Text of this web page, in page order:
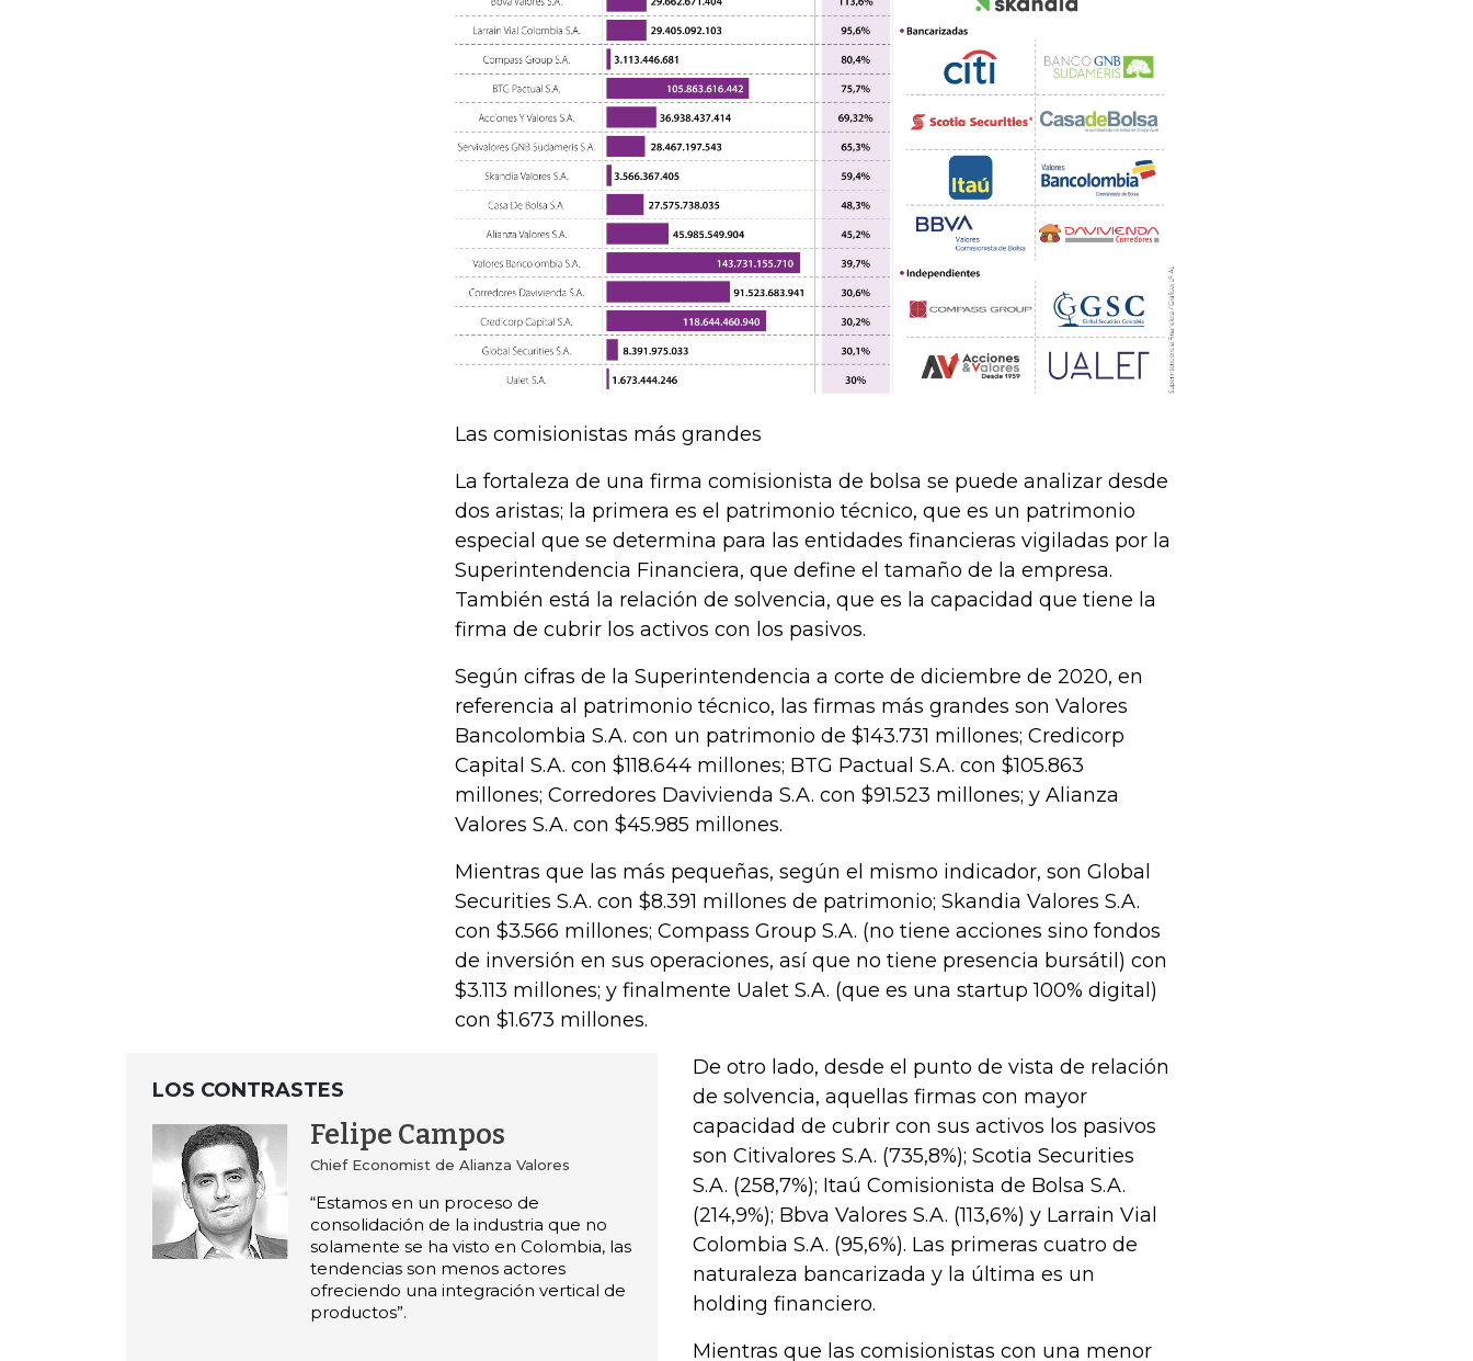
Las comisionistas más grandes
La fortaleza de una firma comisionista de bolsa se puede analizar desde
dos aristas; la primera es el patrimonio técnico, que es un patrimonio
especial que se determina para las entidades financieras vigiladas por la
Superintendencia Financiera, que define el tamaño de la empresa.
También está la relación de solvencia, que es la capacidad que tiene la
firma de cubrir los activos con los pasivos.
Según cifras de la Superintendencia a corte de diciembre de 2020, en
referencia al patrimonio técnico, las firmas más grandes son Valores
Bancolombia S.A. con un patrimonio de $143.731 millones; Credicorp
Capital S.A. con $118.644 millones; BTG Pactual S.A. con $105.863
millones; Corredores Davivienda S.A. con $91.523 millones; y Alianza
Valores S.A. con $45.985 millones.
Mientras que las más pequeñas, según el mismo indicador, son Global
Securities S.A. con $8.391 millones de patrimonio; Skandia Valores S.A.
con $3.566 millones; Compass Group S.A. (no tiene acciones sino fondos
de inversión en sus operaciones, así que no tiene presencia bursátil) con
$3.113 millones; y finalmente Ualet S.A. (que es una startup 100% digital)
con $1.673 millones.
LOS CONTRASTES
Felipe Campos
Chief Economist de Alianza Valores
“Estamos en un proceso de
consolidación de la industria que no
solamente se ha visto en Colombia, las
tendencias son menos actores
ofreciendo una integración vertical de
productos”.
De otro lado, desde el punto de vista de relación
de solvencia, aquellas firmas con mayor
capacidad de cubrir con sus activos los pasivos
son Citivalores S.A. (735,8%); Scotia Securities
S.A. (258,7%); Itaú Comisionista de Bolsa S.A.
(214,9%); Bbva Valores S.A. (113,6%) y Larrain Vial
Colombia S.A. (95,6%). Las primeras cuatro de
naturaleza bancarizada y la última es un
holding financiero.
Mientras que las comisionistas con una menor